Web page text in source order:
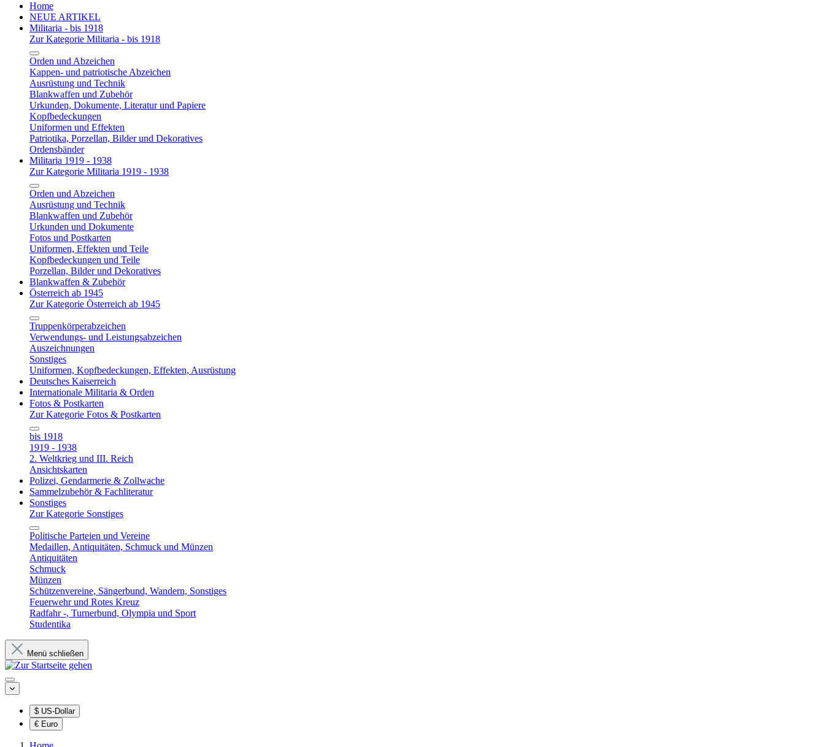
Home
NEUE ARTIKEL
Militaria - bis 1918
Zur Kategorie Militaria - bis 1918
Orden und Abzeichen
Kappen- und patriotische Abzeichen
Ausrüstung und Technik
Blankwaffen und Zubehör
Urkunden, Dokumente, Literatur und Papiere
Kopfbedeckungen
Uniformen und Effekten
Patriotika, Porzellan, Bilder und Dekoratives
Ordensbänder
Militaria 1919 - 1938
Zur Kategorie Militaria 1919 - 1938
Orden und Abzeichen
Ausrüstung und Technik
Blankwaffen und Zubehör
Urkunden und Dokumente
Fotos und Postkarten
Uniformen, Effekten und Teile
Kopfbedeckungen und Teile
Porzellan, Bilder und Dekoratives
Blankwaffen & Zubehör
Österreich ab 1945
Zur Kategorie Österreich ab 1945
Truppenkörperabzeichen
Verwendungs- und Leistungsabzeichen
Auszeichnungen
Sonstiges
Uniformen, Kopfbedeckungen, Effekten, Ausrüstung
Deutsches Kaiserreich
Internationale Militaria & Orden
Fotos & Postkarten
Zur Kategorie Fotos & Postkarten
bis 1918
1919 - 1938
2. Weltkrieg und III. Reich
Ansichtskarten
Polizei, Gendarmerie & Zollwache
Sammelzubehör & Fachliteratur
Sonstiges
Zur Kategorie Sonstiges
Politische Parteien und Vereine
Medaillen, Antiquitäten, Schmuck und Münzen
Antiquitäten
Schmuck
Münzen
Schützenvereine, Sängerbund, Wandern, Sonstiges
Feuerwehr und Rotes Kreuz
Radfahr -, Turnerbund, Olympia und Sport
Studentika
Menü schließen
$ US-Dollar
€ Euro